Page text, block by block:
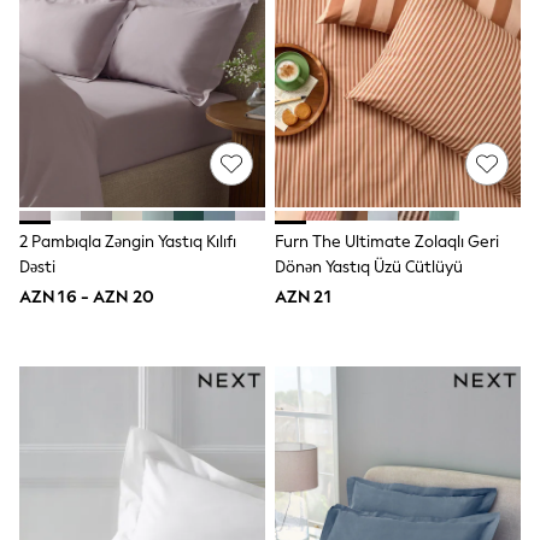
Swim
adidas
Shop All
Shop All
Coats & Jackets
Dresses & Skirts
Hoodies & Sweatshirts
Shoes
Trousers & Leggings
BOYS
98 - 110cm
116 - 134cm
Trending: Clogs
Pokemon
Spiderman
THE SET
Shop All Clothing
2 Pambıqla Zəngin Yastıq Kılıfı
Dəsti
AZN 16 - AZN 20
Furn The Ultimate Zolaqlı Geri
Dönən Yastıq Üzü Cütlüyü
AZN 21